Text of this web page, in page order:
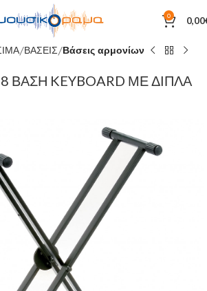
0 0,00
ΒΑΣΕΙΣ Βάσεις αρμονίων
ΒΑΣΗ KEYBOARD ΜΕ ΔΙΠΛΑ